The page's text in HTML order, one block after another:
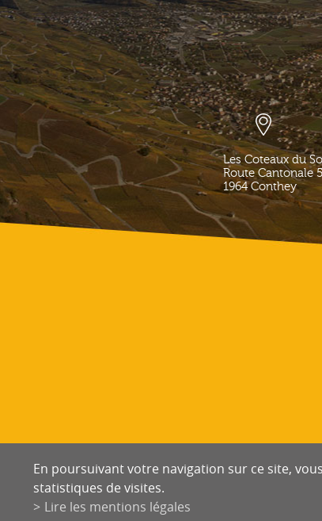
Les Coteaux du
Route Cantonale 5
1964 Conthey
En poursuivant votre navigation sur ce site,
statistiques de visites.
Lire les mentions légales